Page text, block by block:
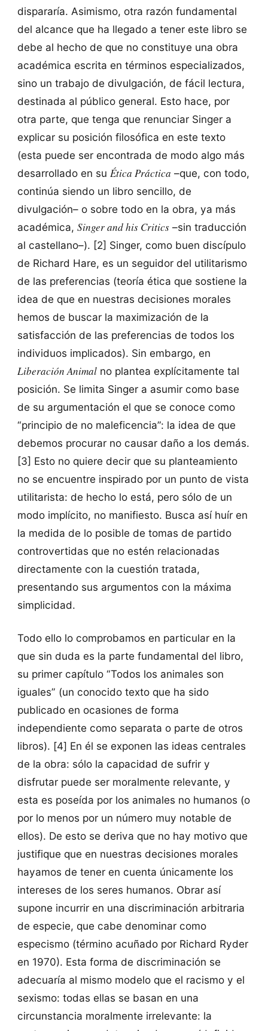
dispararía. Asimismo, otra razón fundamental
del alcance que ha llegado a tener este libro se
debe al hecho de que no constituye una obra
académica escrita en términos especializados,
sino un trabajo de divulgación, de fácil lectura,
destinada al público general. Esto hace, por
otra parte, que tenga que renunciar Singer a
explicar su posición filosófica en este texto
(esta puede ser encontrada de modo algo más
desarrollado en su Ética Práctica –que, con todo,
continúa siendo un libro sencillo, de
divulgación– o sobre todo en la obra, ya más
académica, Singer and his Critics–sin traducción
al castellano–). [2] Singer, como buen discípulo
de Richard Hare, es un seguidor del utilitarismo
de las preferencias (teoría ética que sostiene la
idea de que en nuestras decisiones morales
hemos de buscar la maximización de la
satisfacción de las preferencias de todos los
individuos implicados). Sin embargo, en
Liberación Animalno plantea explícitamente tal
posición. Se limita Singer a asumir como base
de su argumentación el que se conoce como
“principio de no maleficencia”: la idea de que
debemos procurar no causar daño a los demás.
[3] Esto no quiere decir que su planteamiento
no se encuentre inspirado por un punto de vista
utilitarista: de hecho lo está, pero sólo de un
modo implícito, no manifiesto. Busca así huír en
la medida de lo posible de tomas de partido
controvertidas que no estén relacionadas
directamente con la cuestión tratada,
presentando sus argumentos con la máxima
simplicidad.
Todo ello lo comprobamos en particular en la
que sin duda es la parte fundamental del libro,
su primer capítulo “Todos los animales son
iguales” (un conocido texto que ha sido
publicado en ocasiones de forma
independiente como separata o parte de otros
libros). [4] En él se exponen las ideas centrales
de la obra: sólo la capacidad de sufrir y
disfrutar puede ser moralmente relevante, y
esta es poseída por los animales no humanos (o
por lo menos por un número muy notable de
ellos). De esto se deriva que no hay motivo que
justifique que en nuestras decisiones morales
hayamos de tener en cuenta únicamente los
intereses de los seres humanos. Obrar así
supone incurrir en una discriminación arbitraria
de especie, que cabe denominar como
especismo (término acuñado por Richard Ryder
en 1970). Esta forma de discriminación se
adecuaría al mismo modelo que el racismo y el
sexismo: todas ellas se basan en una
circunstancia moralmente irrelevante: la